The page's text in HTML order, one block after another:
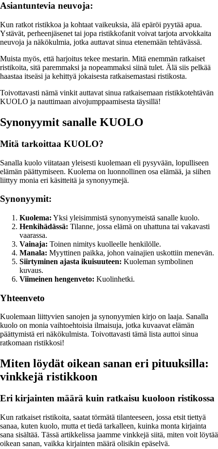
Asiantuntevia neuvoja:
Kun ratkot ristikkoa ja kohtaat vaikeuksia, älä epäröi pyytää apua.
Ystävät, perheenjäsenet tai jopa ristikkofanit voivat tarjota arvokkaita
neuvoja ja näkökulmia, jotka auttavat sinua etenemään tehtävässä.
Muista myös, että harjoitus tekee mestarin. Mitä enemmän ratkaiset
ristikoita, sitä paremmaksi ja nopeammaksi siinä tulet. Älä siis pelkää
haastaa itseäsi ja kehittyä jokaisesta ratkaisemastasi ristikosta.
Toivottavasti nämä vinkit auttavat sinua ratkaisemaan ristikkotehtävän
KUOLO ja nauttimaan aivojumppaamisesta täysillä!
Synonyymit sanalle KUOLO
Mitä tarkoittaa KUOLO?
Sanalla kuolo viitataan yleisesti kuolemaan eli pysyvään, lopulliseen
elämän päättymiseen. Kuolema on luonnollinen osa elämää, ja siihen
liittyy monia eri käsitteitä ja synonyymejä.
Synonyymit:
Kuolema: Yksi yleisimmistä synonyymeistä sanalle kuolo.
Henkihädässä: Tilanne, jossa elämä on uhattuna tai vakavasti
vaarassa.
Vainaja: Toinen nimitys kuolleelle henkilölle.
Manala: Myyttinen paikka, johon vainajien uskottiin menevän.
Siirtyminen ajasta ikuisuuteen: Kuoleman symbolinen
kuvaus.
Viimeinen hengenveto: Kuolinhetki.
Yhteenveto
Kuolemaan liittyvien sanojen ja synonyymien kirjo on laaja. Sanalla
kuolo on monia vaihtoehtoisia ilmaisuja, jotka kuvaavat elämän
päättymistä eri näkökulmista. Toivottavasti tämä lista auttoi sinua
ratkomaan ristikkosi!
Miten löydät oikean sanan eri pituuksilla:
vinkkejä ristikkoon
Eri kirjainten määrä kuin ratkaisu kuoloon ristikossa
Kun ratkaiset ristikoita, saatat törmätä tilanteeseen, jossa etsit tiettyä
sanaa, kuten kuolo, mutta et tiedä tarkalleen, kuinka monta kirjainta
sana sisältää. Tässä artikkelissa jaamme vinkkejä siitä, miten voit löytää
oikean sanan, vaikka kirjainten määrä olisikin epäselvä.